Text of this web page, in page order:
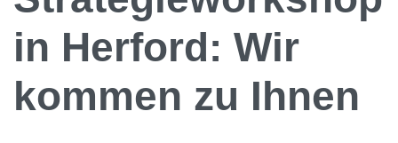
in Herford: Wir
kommen zu Ihnen